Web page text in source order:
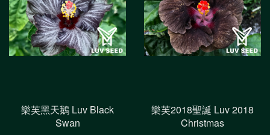
樂芙黑天鵝 Luv Black
Swan
樂芙2018聖誕 Luv 2018
Christmas